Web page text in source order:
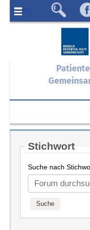
Menü
Stichwort
Suche nach